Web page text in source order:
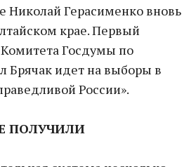
Николай Герасименко вновь
крае. Первый
Госдумы по
Брячак идет на выборы в
России».
ПОЛУЧИЛИ